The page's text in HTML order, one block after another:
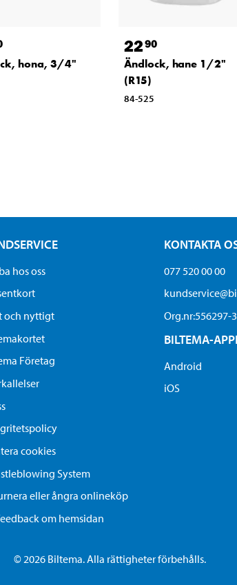
hona, 3/4"
2290
Ändlock, hane 1/2"
(R15)
84-525
hos oss
och nyttigt
Företag
cookies
System
eller ångra onlineköp
om hemsidan
KONTAKTA
077 520 00 00
Org.nr:556297-
BILTEMA-
Android
iOS
© 2026 Biltema. Alla rättigheter förbehålls.